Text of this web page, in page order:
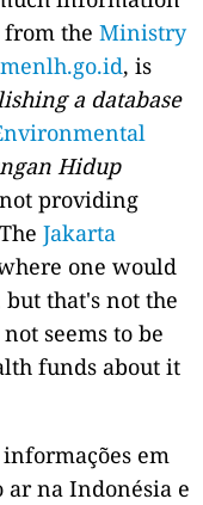
from theMinistry
menlh.go.id, is
a database
Hidup
providing
Jakarta
one would
that's not the
seems to be
funds about it
em
ar na Indonésia e